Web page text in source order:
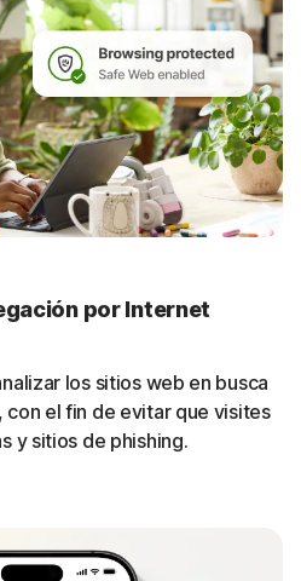
por Internet
los sitios web en busca
el fin de evitar que visites
y sitios de phishing.